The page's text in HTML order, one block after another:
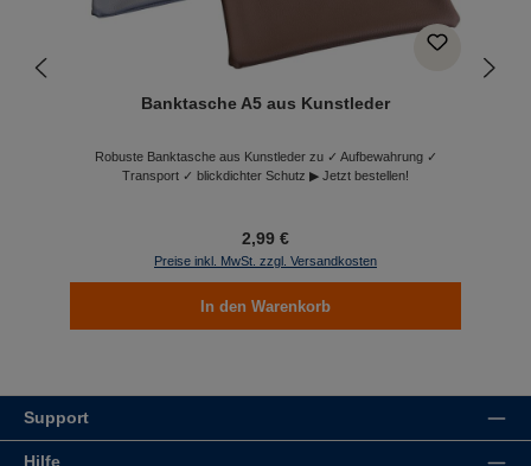
Banktasche A5 aus Kunstleder
Robuste Banktasche aus Kunstleder zu ✓ Aufbewahrung ✓
Transport ✓ blickdichter Schutz ▶ Jetzt bestellen!
2,99 €
Preise inkl. MwSt. zzgl. Versandkosten
In den Warenkorb
Support
Hilfe